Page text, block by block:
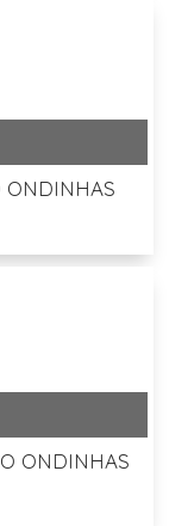
ONDINHAS
ONDINHAS